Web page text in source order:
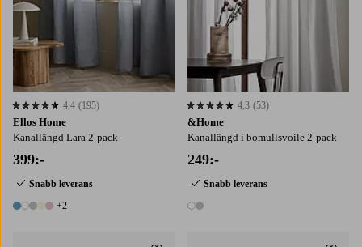
Ellos Home
Kanallängd Lara 2-pack
399:-
Snabb leverans
7 färger
+2
4,4 baserat på 195 st betyg
4,4 (195)
&Home
Kanallängd i bomullsvoile 2-pack
249:-
Snabb leverans
2 färger
4,3 baserat på 53 st betyg
4,3 (53)